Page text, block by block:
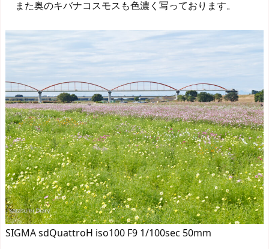
また奥のキバナコスモスも色濃く写っております。
SIGMA sdQuattroH iso100 F9 1/100sec 50mm